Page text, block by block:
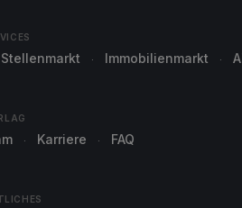
Stellenmarkt Immobilienmarkt
Karriere FAQ